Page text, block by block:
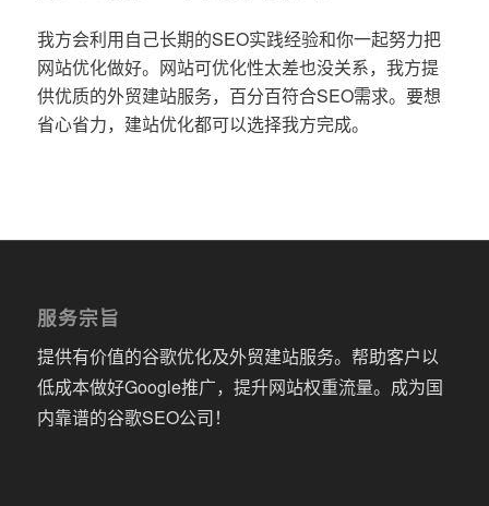
我方会利用自己长期的SEO实践经验和你一起努力把
网站优化做好。网站可优化性太差也没关系，我方提
供优质的外贸建站服务，百分百符合SEO需求。要想
省心省力，建站优化都可以选择我方完成。
服务宗旨
提供有价值的谷歌优化及外贸建站服务。帮助客户以
低成本做好Google推广，提升网站权重流量。成为国
内靠谱的谷歌SEO公司！